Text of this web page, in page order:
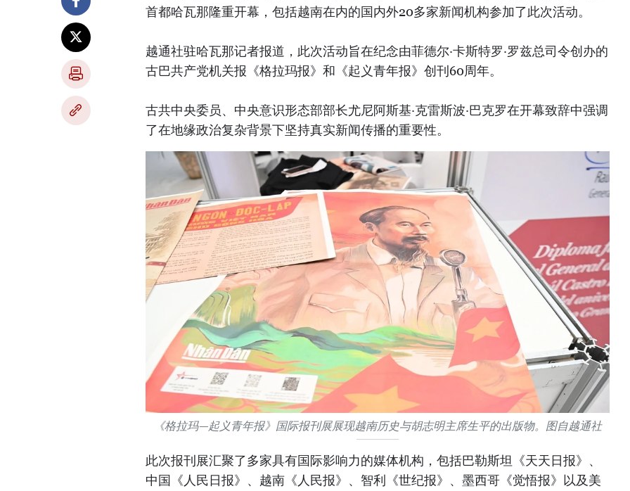
首都哈瓦那隆重开幕，包括越南在内的国内外20多家新闻机构参加了此次活动。
越通社驻哈瓦那记者报道，此次活动旨在纪念由菲德尔·卡斯特罗·罗兹总司令创办的
古巴共产党机关报《格拉玛报》和《起义青年报》创刊60周年。
古共中央委员、中央意识形态部部长尤尼阿斯基·克雷斯波·巴克罗在开幕致辞中强调
了在地缘政治复杂背景下坚持真实新闻传播的重要性。
《格拉玛—起义青年报》国际报刊展展现越南历史与胡志明主席生平的出版物。图自越通社
此次报刊展汇聚了多家具有国际影响力的媒体机构，包括巴勒斯坦《天天日报》、
中国《人民日报》、越南《人民报》、智利《世纪报》、墨西哥《觉悟报》以及美